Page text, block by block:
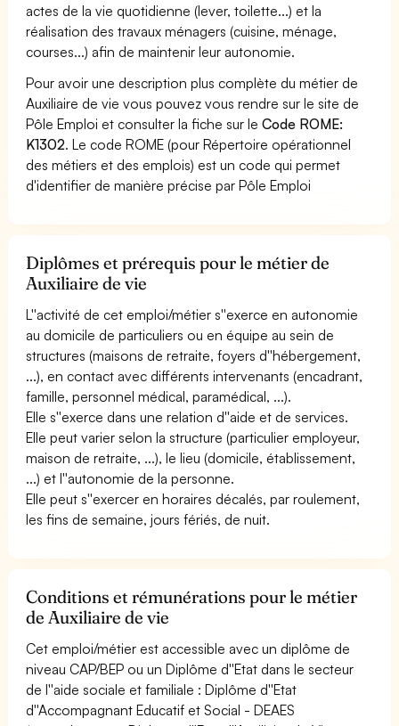
actes de la vie quotidienne (lever, toilette...) et la
réalisation des travaux ménagers (cuisine, ménage,
courses...) afin de maintenir leur autonomie.
Pour avoir une description plus complète du métier de
Auxiliaire de vie vous pouvez vous rendre sur le site de
Pôle Emploi et consulter la fiche sur leCode ROME:
K1302. Le code ROME (pour Répertoire opérationnel
des métiers et des emplois) est un code qui permet
d'identifier de manière précise par Pôle Emploi
Diplômes et prérequis pour le métier de
Auxiliaire de vie
L''activité de cet emploi/métier s''exerce en autonomie
au domicile de particuliers ou en équipe au sein de
structures (maisons de retraite, foyers d''hébergement,
...), en contact avec différents intervenants (encadrant,
famille, personnel médical, paramédical, ...).
Elle s''exerce dans une relation d''aide et de services.
Elle peut varier selon la structure (particulier employeur,
maison de retraite, ...), le lieu (domicile, établissement,
...) et l''autonomie de la personne.
Elle peut s''exercer en horaires décalés, par roulement,
les fins de semaine, jours fériés, de nuit.
Conditions et rémunérations pour le métier
de Auxiliaire de vie
Cet emploi/métier est accessible avec un diplôme de
niveau CAP/BEP ou un Diplôme d''Etat dans le secteur
de l''aide sociale et familiale : Diplôme d''Etat
d''Accompagnant Educatif et Social - DEAES